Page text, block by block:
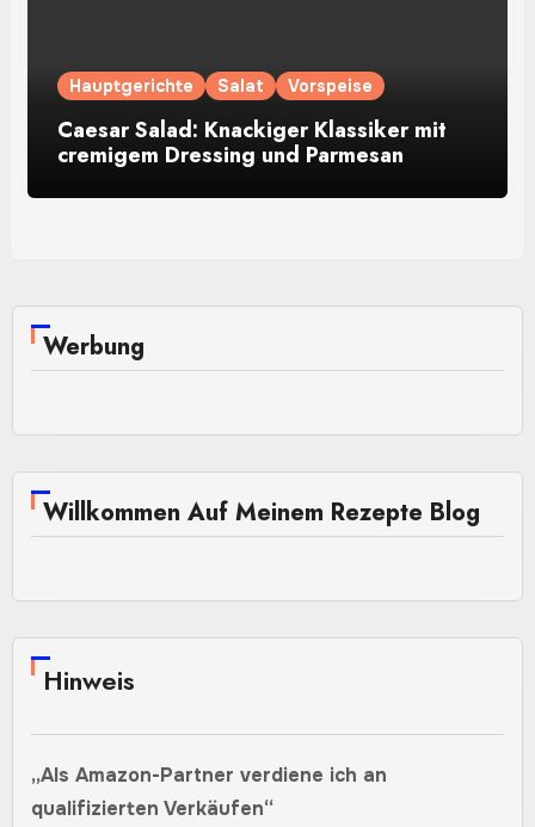
Hauptgerichte Salat Vorspeise
Caesar Salad: Knackiger Klassiker mit
cremigem Dressing und Parmesan
Werbung
Willkommen Auf Meinem Rezepte Blog
Hinweis
„Als Amazon-Partner verdiene ich an
qualifizierten Verkäufen“